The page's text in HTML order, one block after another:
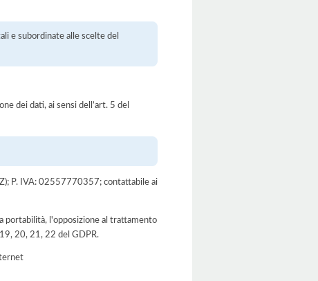
e subordinate alle scelte del
dei dati, ai sensi dell’art. 5 del
P. IVA: 02557770357; contattabile ai
portabilità, l'opposizione al trattamento
20, 21, 22 del GDPR.